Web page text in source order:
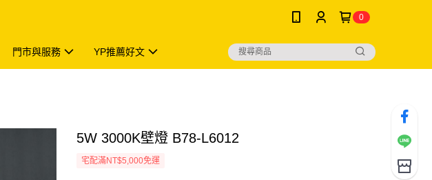
0
門市與服務 YP推薦好文
5W 3000K壁燈 B78-L6012
宅配滿NT$5,000免運